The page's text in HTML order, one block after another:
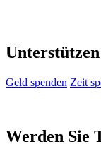
Geld spenden Zeit
Werden Sie